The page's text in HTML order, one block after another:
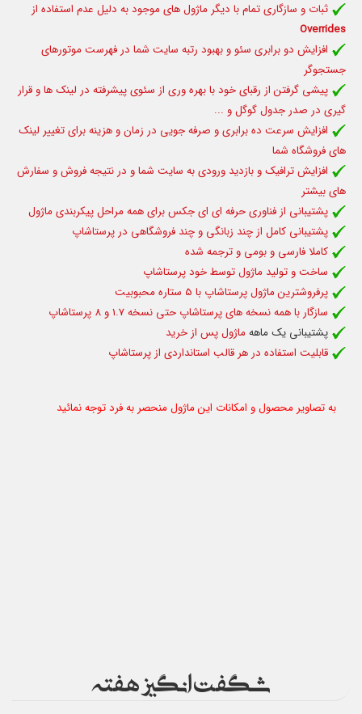
ثبات و سازگاری تمام با دیگر ماژول های موجود به دلیل عدم استفاده از
Overrides
افزایش دو برابری سئو و بهبود رتبه سایت شما در فهرست موتورهای
جستجوگر
پیشی گرفتن از رقبای خود با بهره وری از سئوی پیشرفته در لینک ها و قرار
گیری در صدر جدول گوگل و ...
افزایش سرعت ده برابری و صرفه جویی در زمان و هزینه برای تغییر لینک
های فروشگاه شما
افزایش ترافیک و بازدید ورودی به سایت شما و در نتیجه فروش و سفارش
های بیشتر
پشتیبانی از فناوری حرفه ای ای جکس برای همه مراحل پیکربندی ماژول
پشتیبانی کامل از چند زبانگی و چند فروشگاهی در پرستاشاپ
کاملا فارسی و بومی و ترجمه شده
ساخت و تولید ماژول توسط خود پرستاشاپ
پرفروشترین ماژول پرستاشاپ با 5 ستاره محبوبیت
سازگار با همه نسخه های پرستاشاپ حتی نسخه 1.7 و 8 پرستاشاپ
پشتیبانی یک ماههماژول پس از خرید
قابلیت استفاده در هر قالب استانداردی از پرستاشاپ
به تصاویر محصول و امکانات این ماژول منحصر به فرد توجه نمائید
شگفت انگیز هفته